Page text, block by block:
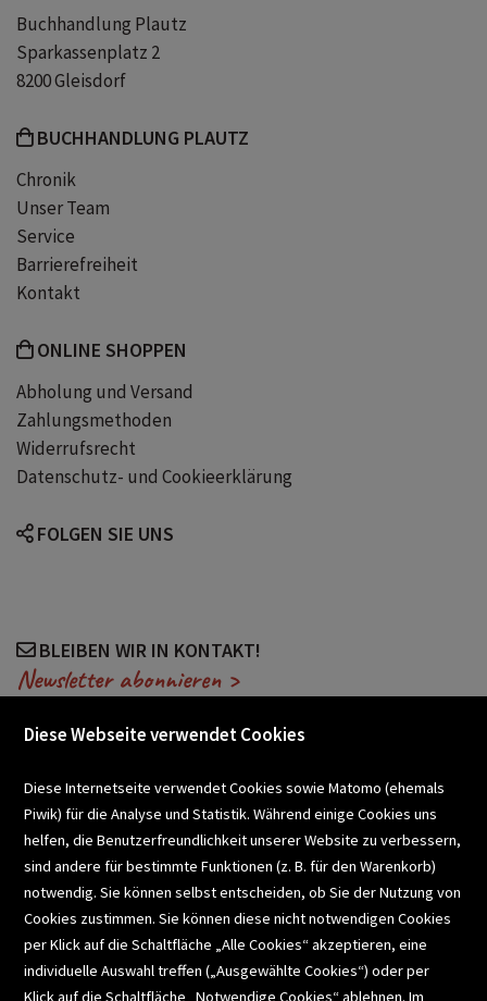
amerikanische Literatur
englische Literatur
englischsprachige Literatur
gelbe bücher
lektüre library
literatur klassiker
reclam hefte
reclams universal bibliothek
weltliteratur
Buchhandlung Plautz
Sparkassenplatz 2
8200 Gleisdorf
BUCHHANDLUNG PLAUTZ
Chronik
Unser Team
Service
Barrierefreiheit
Kontakt
ONLINE SHOPPEN
Abholung und Versand
Zahlungsmethoden
Widerrufsrecht
Datenschutz- und Cookieerklärung
FOLGEN SIE UNS
BLEIBEN WIR IN KONTAKT!
Newsletter abonnieren >
SCHULBUCHSERVICE
BUCHEMPFEHLUNGEN
Diese Webseite verwendet Cookies
Diese Internetseite verwendet Cookies sowie Matomo (ehemals
Piwik) für die Analyse und Statistik. Während einige Cookies uns
helfen, die Benutzerfreundlichkeit unserer Website zu verbessern,
sind andere für bestimmte Funktionen (z. B. für den Warenkorb)
notwendig. Sie können selbst entscheiden, ob Sie der Nutzung von
Cookies zustimmen. Sie können diese nicht notwendigen Cookies
per Klick auf die Schaltfläche „Alle Cookies“ akzeptieren, eine
individuelle Auswahl treffen („Ausgewählte Cookies“) oder per
Klick auf die Schaltfläche „Notwendige Cookies“ ablehnen. Im